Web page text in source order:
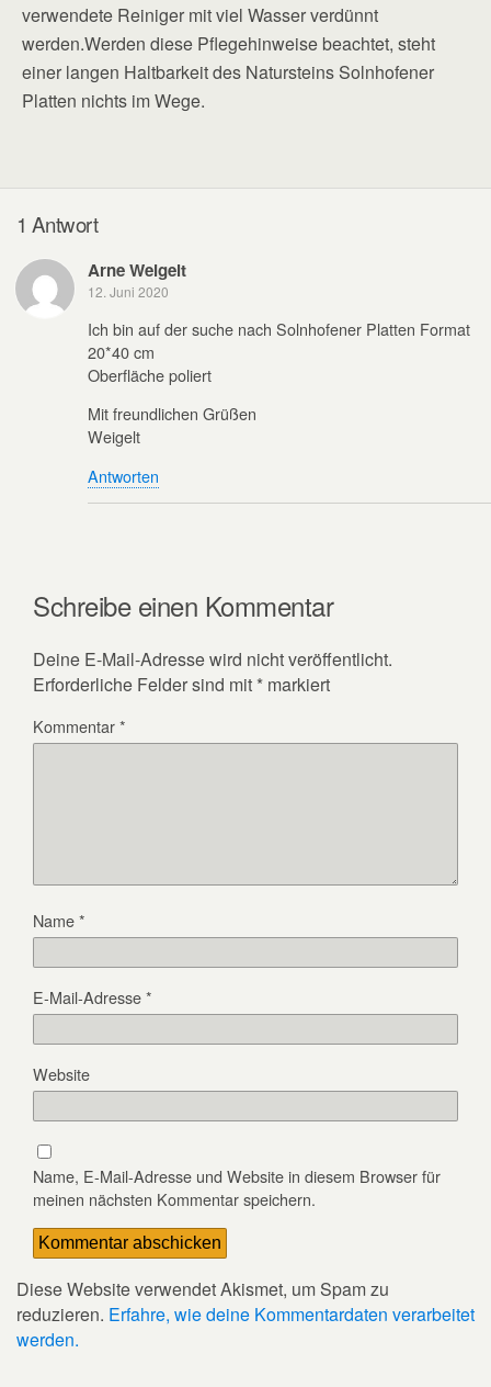
verwendete Reiniger mit viel Wasser verdünnt
werden.Werden diese Pflegehinweise beachtet, steht
einer langen Haltbarkeit des Natursteins Solnhofener
Platten nichts im Wege.
1 Antwort
Arne Weigelt
12. Juni 2020
Ich bin auf der suche nach Solnhofener Platten Format
20*40 cm
Oberfläche poliert
Mit freundlichen Grüßen
Weigelt
Antworten
Schreibe einen Kommentar
Deine E-Mail-Adresse wird nicht veröffentlicht.
Erforderliche Felder sind mit * markiert
Kommentar*
Name*
E-Mail-Adresse*
Website
Name, E-Mail-Adresse und Website in diesem Browser für
meinen nächsten Kommentar speichern.
Diese Website verwendet Akismet, um Spam zu
reduzieren. Erfahre, wie deine Kommentardaten verarbeitet
werden.